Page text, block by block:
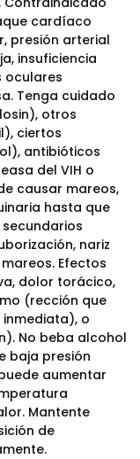
cardíaco
presión arterial
insuficiencia
oculares
Tenga cuidado
otros
ciertos
antibióticos
del VIH o
causar mareos,
hasta que
nariz
Efectos
dolor torácico,
(rección que
o
No beba alcohol
baja presión
aumentar
Mantente
de